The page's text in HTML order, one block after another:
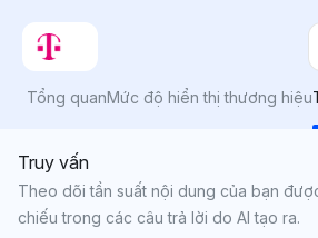
Tổng quanMức độ hiển thị thương hiệu
Truy vấn
Theo dõi tần suất nội dung của bạn
chiếu trong các câu trả lời do AI tạo ra.